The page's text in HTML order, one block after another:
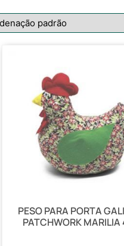
PESO PARA PORTA
PATCHWORK MARILIA